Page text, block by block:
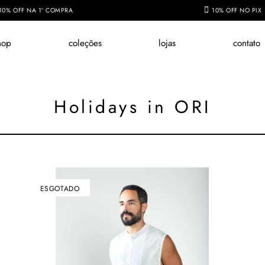
OFF NA 1ª COMPRA 10% OFF NO PIX
coleções lojas contato
Holidays in ORI
ESGOTADO